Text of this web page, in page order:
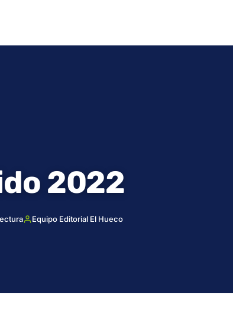
2022
Equipo Editorial El Hueco